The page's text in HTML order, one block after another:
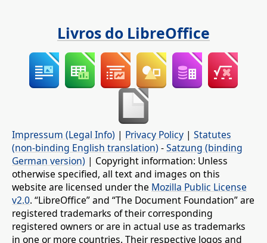
Livros do LibreOffice
Impressum (Legal Info) | Privacy Policy | Statutes
(non-binding English translation) -Satzung (binding
German version) | Copyright information: Unless
otherwise specified, all text and images on this
website are licensed under the Mozilla Public License
v2.0. “LibreOffice” and “The Document Foundation” are
registered trademarks of their corresponding
registered owners or are in actual use as trademarks
in one or more countries. Their respective logos and